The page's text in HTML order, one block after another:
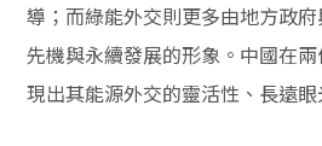
導；而綠能外交則更多由地方政
先機與永續發展的形象。中國在
現出其能源外交的靈活性、長遠眼